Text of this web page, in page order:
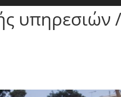
υπηρεσιών